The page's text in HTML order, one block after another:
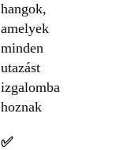
hangok,
amelyek
minden
utazást
izgalomba
hoznak
✅